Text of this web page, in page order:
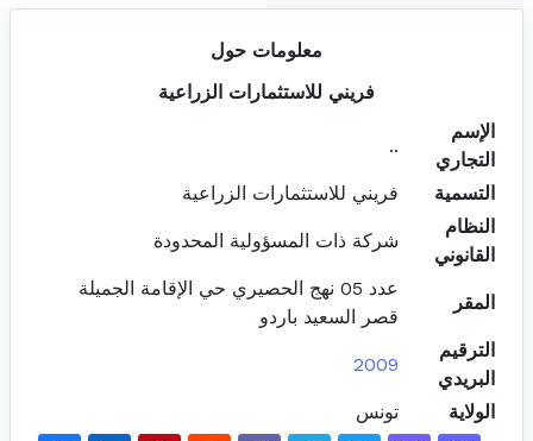
معلومات حول
فريني للاستثمارات الزراعية
الإسم
التجاري
..
التسمية
فريني للاستثمارات الزراعية
النظام
القانوني
شركة ذات المسؤولية المحدودة
المقر
عدد 05 نهج الحصيري حي الإقامة الجميلة
قصر السعيد باردو
الترقيم
البريدي
2009
الولاية تونس